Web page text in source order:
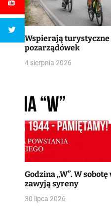
Wspierają
pozarządówek
4 sierpnia 2026
Godzina „W”. W
zawyją syreny
30 lipca 2026